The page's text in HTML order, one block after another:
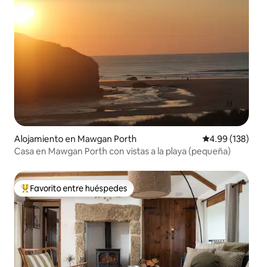
Alojamiento en Mawgan Porth Calificación
4.99 (138)
Casa en Mawgan Porth con vistas a la playa (pequeña)
Favorito entre huéspedes preferido
Favorito entre huéspedes